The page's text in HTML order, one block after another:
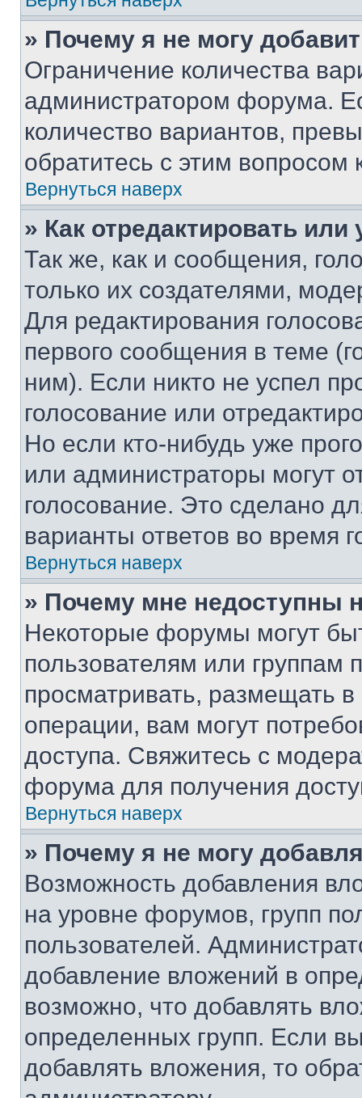
» Почему я не могу
Ограничение количества
администратором форума.
количество вариантов,
обратитесь с этим вопросом
Вернуться наверх
» Как отредактировать
Так же, как и сообщения,
только их создателями,
Для редактирования
первого сообщения в теме
ним). Если никто не успел
голосование или
Но если кто-нибудь уже
или администраторы могут
голосование. Это сделано
варианты ответов во время
Вернуться наверх
» Почему мне недоступны
Некоторые форумы могут
пользователям или группам
просматривать, размещать
операции, вам могут
доступа. Свяжитесь с
форума для получения
Вернуться наверх
» Почему я не могу
Возможность добавления
на уровне форумов, групп
пользователей.
добавление вложений в
возможно, что добавлять
определенных групп. Если
добавлять вложения, то